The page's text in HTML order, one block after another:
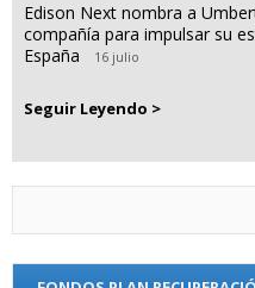
Edison Next nombra a
compañía para impulsar su
España
16 julio
Seguir Leyendo >